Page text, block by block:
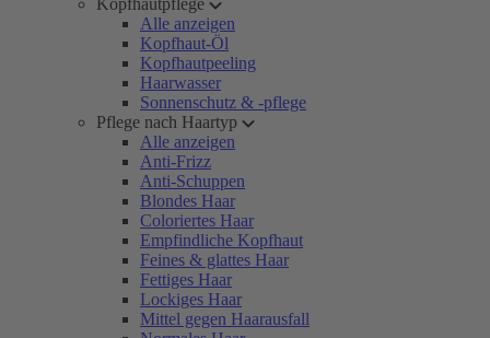
Kopfhautpflege
Alle anzeigen
Kopfhaut-Öl
Kopfhautpeeling
Haarwasser
Sonnenschutz & -pflege
Pflege nach Haartyp
Alle anzeigen
Anti-Frizz
Anti-Schuppen
Blondes Haar
Coloriertes Haar
Empfindliche Kopfhaut
Feines & glattes Haar
Fettiges Haar
Lockiges Haar
Mittel gegen Haarausfall